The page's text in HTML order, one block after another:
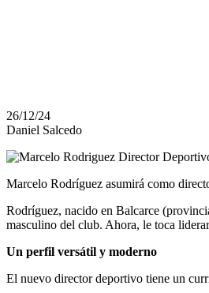
26/12/24
Daniel Salcedo
Marcelo Rodríguez asumirá como
Rodríguez, nacido en Balcarce
masculino del club. Ahora, le toca
Un perfil versátil y moderno
El nuevo director deportivo tiene un